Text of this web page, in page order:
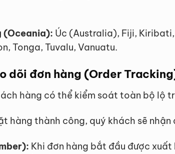
(Oceania): Úc (Australia), Fiji,
Tonga, Tuvalu, Vanuatu.
dõi đơn hàng (Order
hàng có thể kiểm soát toàn bộ lộ
hàng thành công, quý khách sẽ
Khi đơn hàng bắt đầu được